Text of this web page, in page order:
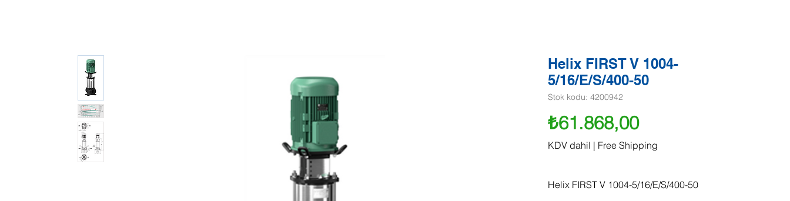
Helix FIRST V 1004-
5/16/E/S/400-50
Stok kodu: 4200942
₺61.868,00Fiyat
KDV dahil | Free Shipping
Helix FIRST V 1004-5/16/E/S/400-50